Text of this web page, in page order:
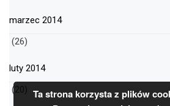
marzec 2014
(26)
luty 2014
(20) Ta strona korzysta z plików